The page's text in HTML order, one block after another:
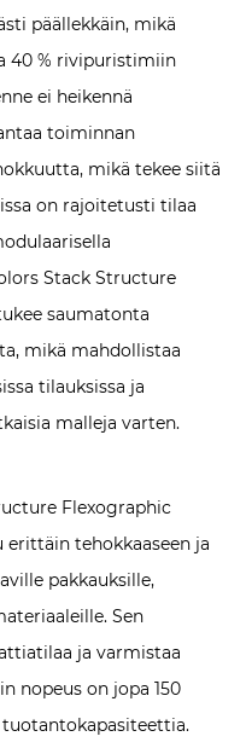
päällekkäin, mikä
40 % rivipuristimiin
ei heikennä
toiminnan
mikä tekee siitä
on rajoitetusti tilaa
Stack Structure
saumatonta
mikä mahdollistaa
tilauksissa ja
​​malleja varten.
Flexographic
tehokkaaseen ja
pakkauksille,
Sen
ja varmistaa
nopeus on jopa 150